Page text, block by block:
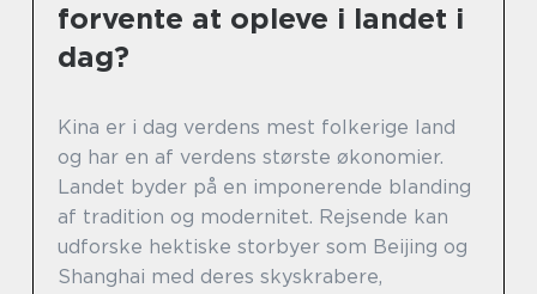
forvente at opleve i landet i
dag?
Kina er i dag verdens mest folkerige land
og har en af verdens største økonomier.
Landet byder på en imponerende blanding
af tradition og modernitet. Rejsende kan
udforske hektiske storbyer som Beijing og
Shanghai med deres skyskrabere,